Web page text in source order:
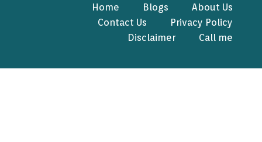
Home
Blogs
About Us
Contact Us
Privacy Policy
Disclaimer
Call me